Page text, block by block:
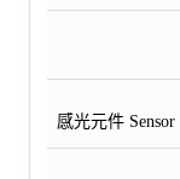
感光元件 Sensor